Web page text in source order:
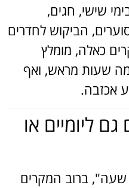
שישי, חגים,
הביקוש לחדרים
כאלה, מומלץ
שעות מראש, ואף
אכזבה.
ליומיים או
ברוב המקרים